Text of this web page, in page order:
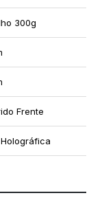
300g
Frente
nossos gabaritos